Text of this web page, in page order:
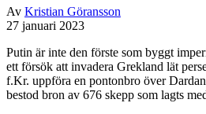
Av Kristian Göransson
27 januari 2023
Putin är inte den förste som byggt
ett försök att invadera Grekland lät
f.Kr. uppföra en pontonbro över
bestod bron av 676 skepp som lagts